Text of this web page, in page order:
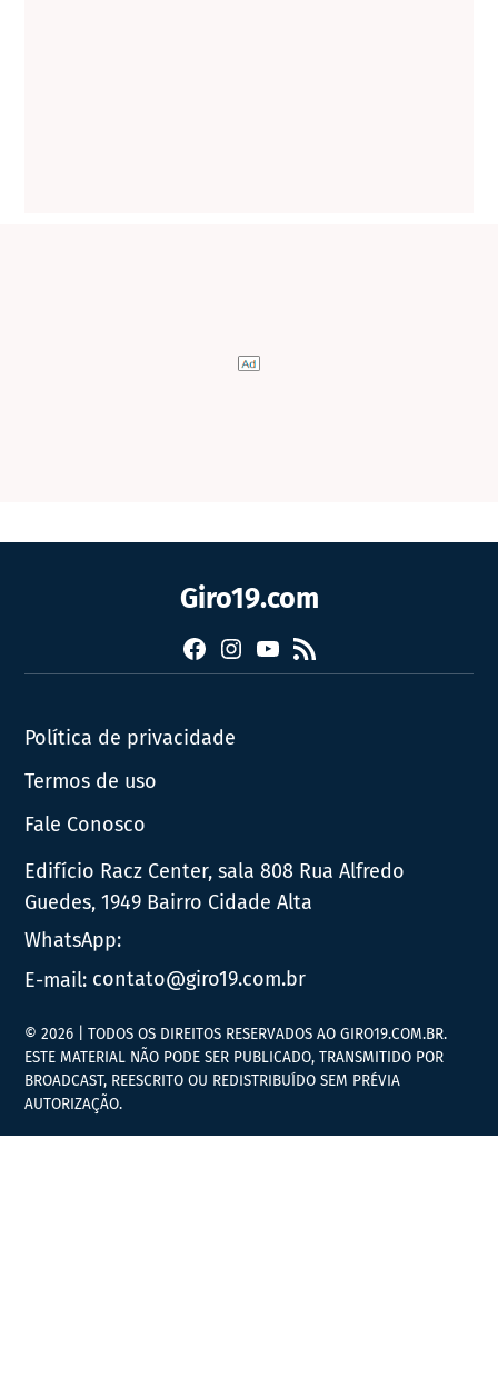
Giro19.com
FacebookInstagram
YouTube
RSS
Política de privacidade
Termos de uso
Fale Conosco
Edifício Racz Center, sala 808 Rua Alfredo
Guedes, 1949 Bairro Cidade Alta
WhatsApp:
E-mail: contato@giro19.com.br
© 2026 | TODOS OS DIREITOS RESERVADOS AO GIRO19.COM.BR.
ESTE MATERIAL NÃO PODE SER PUBLICADO, TRANSMITIDO POR
BROADCAST, REESCRITO OU REDISTRIBUÍDO SEM PRÉVIA
AUTORIZAÇÃO.